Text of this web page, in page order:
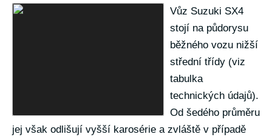
Vůz Suzuki SX4
stojí na půdorysu
běžného vozu nižší
střední třídy (viz
tabulka
technických údajů).
Od šedého průměru
jej však odlišují vyšší karosérie a zvláště v případě